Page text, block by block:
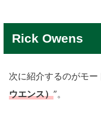
Rick Owens
次に紹介するのがモー
ウエンス）”。